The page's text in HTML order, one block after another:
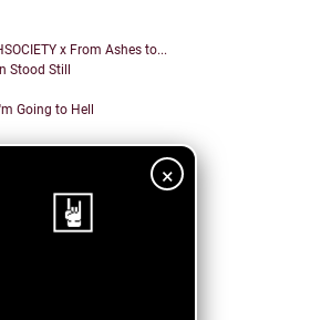
×
x From Ashes to...
Stood Still
Going to Hell
Body